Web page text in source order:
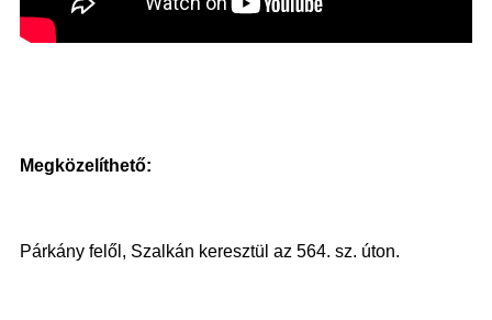
Megközelíthető:
Párkány felől, Szalkán keresztül az 564. sz. úton.